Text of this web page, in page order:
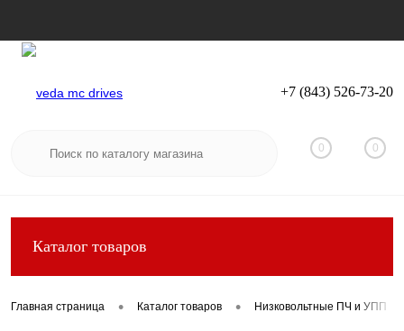
Вход Регистрация
+7 (843) 526-73-20
0 0
Каталог товаров
Главная страница • Каталог товаров • Низковольтные ПЧ и УПП